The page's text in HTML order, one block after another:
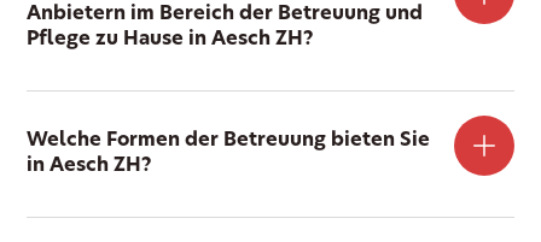
Anbietern im Bereich der Betreuung und
Pflege zu Hause in Aesch ZH?
Welche Formen der Betreuung bieten Sie
in Aesch ZH?